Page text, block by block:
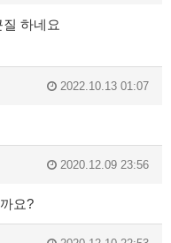
하네요
2022.10.13 01:07
2020.12.09 23:56
요?